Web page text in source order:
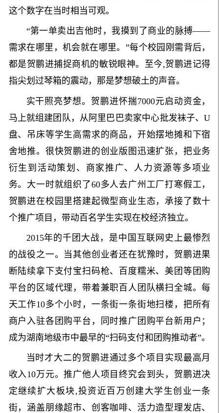
这个数字在当时相当可观。
“第一单卖出吉他时，我摸到了商业的脉搏——
需求在哪里，机会就在哪里。”每个校园刚需背后，
都是贺鹏进捕捉商机的敏锐眼神。至今,贺鹏进记得
指尖划过琴箱的震动，那是梦想破土的声音。
实干照亮梦想。贺鹏进怀揣7000元启动资金，
马上就组建团队，从阿里巴巴卖家中心批发袜子、U
盘、吊床等学生高需求的商品，开始摆地摊和下宿
舍地推。很快贺鹏进的创业版图迅速扩张，把业务
衍生到活动策划、商家推广、人力资源等多项业
务。大一时就组织了60多人去广州工厂打寒假工，
贺鹏进在校园里搭建起微型商业生态，承接了数十
个推广项目，带动百名学生实现在校经济独立。
2015年的千团大战，是中国互联网史上最惨烈
的战役之一。当其他创业者还在犹豫时，贺鹏进果
断陆续拿下支付宝扫码枪、百度糯米、美团等团购
平台的区域代理，带着兼职百人团队横扫全城。每
天工作10多个小时，一条街一条街地扫楼，把所有
商户入驻各团购平台，同时推广团购平台新用户；
成为湖南地级市中最早的“扫码支付和团购推动者”。
当时才大二的贺鹏进通过多个项目实现最高月
收入10万元。推广他人项目终究会到头，贺鹏进决
定继续扩大板块,投资近百万创建大学生创业一条
街，涵盖朋缘超市、创客咖啡、活力造型理发店、